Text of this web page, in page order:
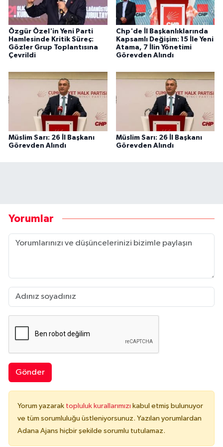
Özgür Özel'in Yeni Parti
Hamlesinde Kritik Süreç:
Gözler Grup Toplantısına
Çevrildi
Chp'de İl Başkanlıklarında
Kapsamlı Değişim: 15 İle Yeni
Atama, 7 İlin Yönetimi
Görevden Alındı
Müslim Sarı: 26 İl Başkanı
Görevden Alındı
Müslim Sarı: 26 İl Başkanı
Görevden Alındı
Yorumlar
Gönder
Yorum yazarak topluluk kurallarımızı kabul etmiş bulunuyor
ve tüm sorumluluğu üstleniyorsunuz. Yazılan yorumlardan
Adana Ajans hiçbir şekilde sorumlu tutulamaz.